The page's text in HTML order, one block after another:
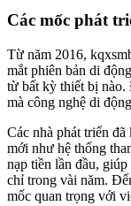
Các mốc phát
Từ năm 2016,
mắt phiên bản di
từ bất kỳ thiết bị nào.
mà công nghệ di
Các nhà phát triển
mới như hệ thống
nạp tiền lần đầu,
chỉ trong vài năm.
mốc quan trọng với